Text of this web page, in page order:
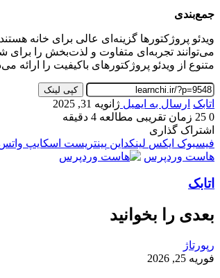
جمع‌بندی
ویدئو پروژکتورها گزینه‌ای عالی برای خانه
می‌توانند تجربه‌ای متفاوت و لذت‌بخش را برای
متنوع از ویدئو پروژکتورهای باکیفیت را
کپی لینک
اتابک ارسال به ایمیل ژانویه 31, 2025
0
زمان تقریبی مطالعه 4 دقیقه
اشتراک گذاری
فیسبوک ایکس لینکداین پینتریست اسکایپ
هاست وردپرس
اتابک
بعدی را بخوانید
رپورتاژ
فوریه 25, 2026